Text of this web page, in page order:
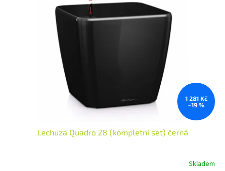
1 281 Kč
–19 %
Lechuza Quadro 28 (kompletní set) černá
Skladem